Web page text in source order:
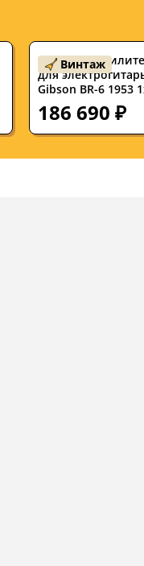
Винтаж
Б/У
для
Gibson BR-6 1953
ламповый
186 690 ₽